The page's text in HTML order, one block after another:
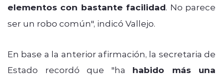
elementos con bastante facilidad. No parece
ser un robo común", indicó Vallejo.
En base a la anterior afirmación, la secretaria de
Estado recordó que "ha habido más una